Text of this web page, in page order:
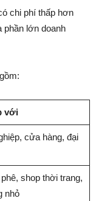
chi phí thấp hơn
phần lớn doanh
với
cửa hàng, đại
shop thời trang,
nhỏ